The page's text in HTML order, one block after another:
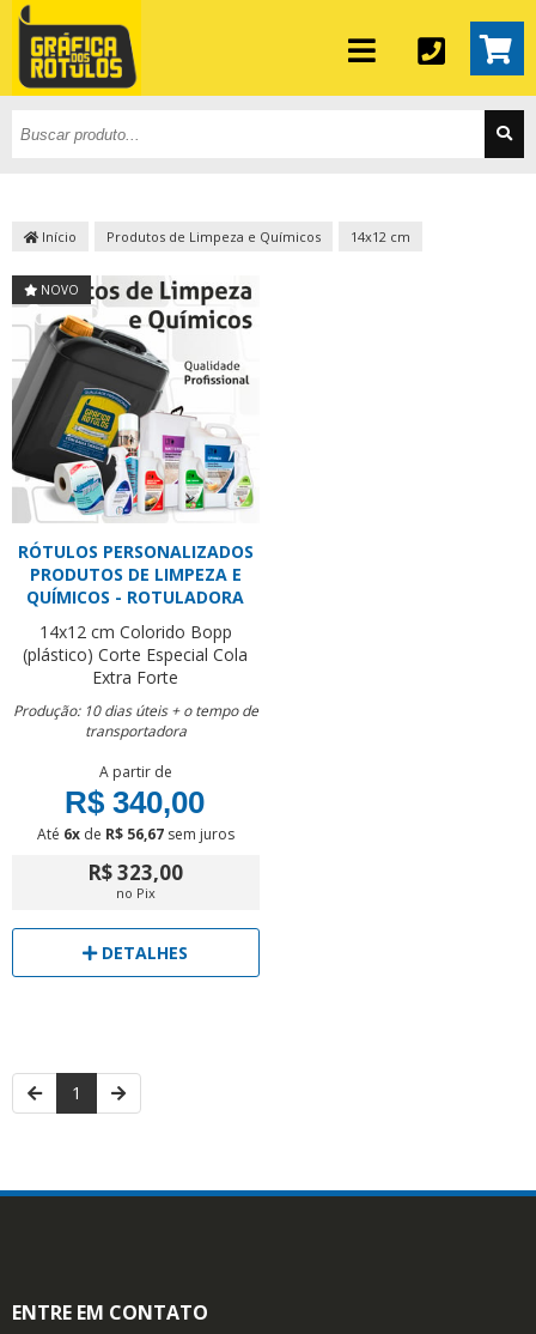
Início Produtos de Limpeza e Químicos 14x12 cm
NOVO
RÓTULOS PERSONALIZADOS
PRODUTOS DE LIMPEZA E
QUÍMICOS - ROTULADORA
14x12 cm Colorido Bopp
(plástico) Corte Especial Cola
Extra Forte
Produção: 10 dias úteis + o tempo de
transportadora
A partir de
R$ 340,00
Até 6xde R$ 56,67sem juros
R$ 323,00
no Pix
DETALHES
1
ENTRE EM CONTATO